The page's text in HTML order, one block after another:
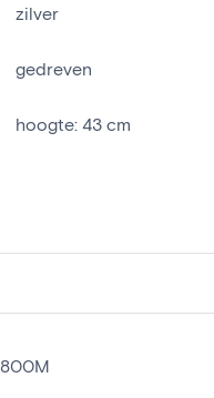
zilver
gedreven
hoogte: 43 cm
800M